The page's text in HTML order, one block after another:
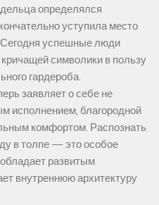
определялся
уступила место
успешные люди
символики в пользу
гардероба.
заявляет о себе не
исполнением, благородной
комфортом. Распознать
в толпе — это особое
развитым
внутреннюю архитектуру